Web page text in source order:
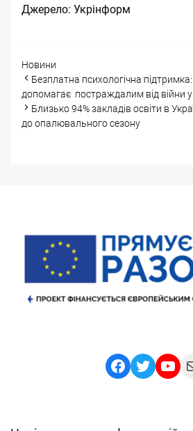
Джерело: Укрінформ
Categories
Новини
Post
navigation
Безплатна психологічна підтримка:
допомагає постраждалим від війни
Близько 94% закладів освіти в
до опалювального сезону
Facebook
Twitter